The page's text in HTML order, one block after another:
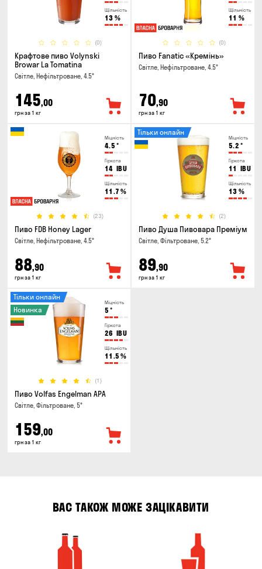
Щільність
13 %
(0)
Крафтове пиво Volynski
Browar La Tomatina
Світле, Нефільтроване, 4.5°
145,00
грн за 1 кг
Щільність
11 %
(0)
Пиво Fanatic «Кремінь»
Світле, Нефільтроване, 4.5°
70,90
грн за 1 кг
Міцність
4.5 °
Гіркота
14 IBU
Щільність
11.7 %
(23)
Пиво FDB Honey Lager
Світле, Нефільтроване, 4.5°
88,90
грн за 1 кг
Міцність
5.2 °
Гіркота
11 IBU
Щільність
13 %
(2)
Тільки онлайн
Пиво Душа Пивовара Преміум
Світле, Фільтроване, 5.2°
89,90
грн за 1 кг
Міцність
5 °
Гіркота
26 IBU
Щільність
11.5 %
(1)
Тільки онлайн
Новинка
Пиво Volfas Engelman APA
Світле, Фільтроване, 5°
159,00
грн за 1 кг
ВАС ТАКОЖ МОЖЕ ЗАЦІКАВИТИ